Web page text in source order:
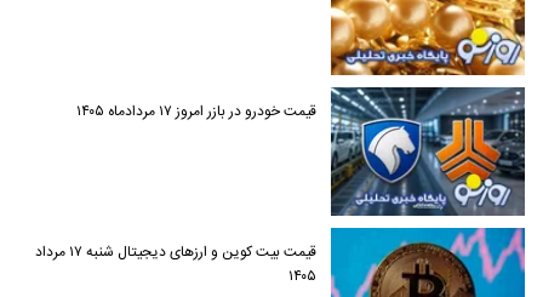
قیمت خودرو در بازر امروز ۱۷ مردادماه ۱۴۰۵
قیمت بیت کوین و ارز‌های دیجیتال شنبه ۱۷ مرداد
۱۴۰۵